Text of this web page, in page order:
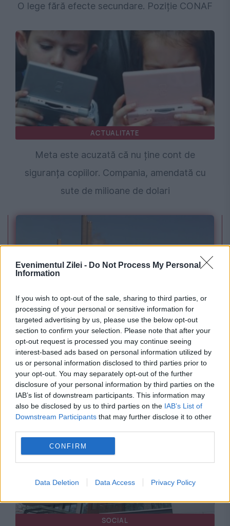
Evenimentul Zilei - Do Not Process My Personal
Information
If you wish to opt-out of the sale, sharing to third parties, or
processing of your personal or sensitive information for
targeted advertising by us, please use the below opt-out
section to confirm your selection. Please note that after your
opt-out request is processed you may continue seeing
interest-based ads based on personal information utilized by
us or personal information disclosed to third parties prior to
your opt-out. You may separately opt-out of the further
disclosure of your personal information by third parties on the
IAB’s list of downstream participants. This information may
also be disclosed by us to third parties on the IAB’s List of
Downstream Participants that may further disclose it to other
CONFIRM
Data Deletion Data Access Privacy Policy
O lege fără efecte secundare. Poziție CONAF
ACTUALITATE
Meta este acuzată că nu ține cont de
siguranța copiilor. Compania, amendată cu
sute de milioane de dolari
POLITICA
PSD cere activarea mecanismului european
de urgență pentru energie și susține
menținerea centralelor pe cărbune. Critici la
adresa lui Bolojan
SOCIAL